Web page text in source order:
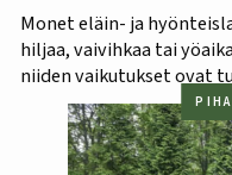
Monet eläin- ja
hiljaa, vaivihkaa tai
niiden vaikutukset ovat